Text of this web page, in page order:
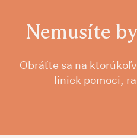
Nemusíte
Obráťte sa na
liniek pomoci,